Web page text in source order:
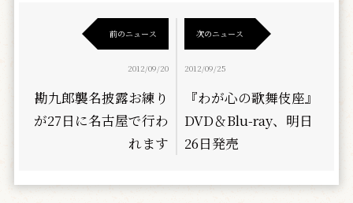
前のニュース
2012/09/20
勘九郎襲名披露お練り
が27日に名古屋で行わ
れます
次のニュース
2012/09/25
『わが心の歌舞伎座』
DVD＆Blu-ray、明日
26日発売